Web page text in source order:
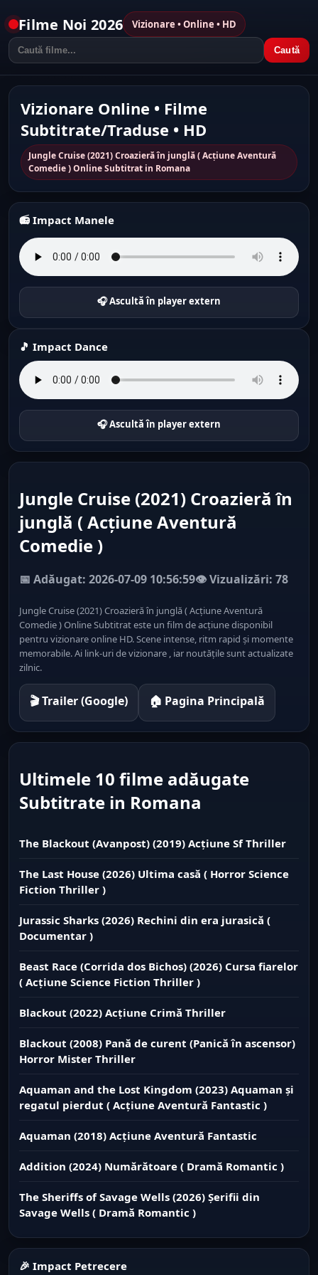
Filme Noi 2026 Vizionare • Online • HD
Caută
Vizionare Online • Filme
Subtitrate/Traduse • HD
Jungle Cruise (2021) Croazieră în junglă ( Acțiune Aventură
Comedie ) Online Subtitrat in Romana
📻 Impact Manele
🎧 Ascultă în player extern
🎵 Impact Dance
🎧 Ascultă în player extern
Jungle Cruise (2021) Croazieră în
junglă ( Acțiune Aventură
Comedie )
📅 Adăugat: 2026-07-09 10:56:59👁️ Vizualizări: 78
Jungle Cruise (2021) Croazieră în junglă ( Acțiune Aventură
Comedie ) Online Subtitrat este un film de acțiune disponibil
pentru vizionare online HD. Scene intense, ritm rapid și momente
memorabile. Ai link-uri de vizionare , iar noutățile sunt actualizate
zilnic.
🎬 Trailer (Google) 🏠 Pagina Principală
Ultimele 10 filme adăugate
Subtitrate in Romana
The Blackout (Avanpost) (2019) Acțiune Sf Thriller
The Last House (2026) Ultima casă ( Horror Science
Fiction Thriller )
Jurassic Sharks (2026) Rechini din era jurasică (
Documentar )
Beast Race (Corrida dos Bichos) (2026) Cursa fiarelor
( Acțiune Science Fiction Thriller )
Blackout (2022) Acțiune Crimă Thriller
Blackout (2008) Pană de curent (Panică în ascensor)
Horror Mister Thriller
Aquaman and the Lost Kingdom (2023) Aquaman și
regatul pierdut ( Acțiune Aventură Fantastic )
Aquaman (2018) Acțiune Aventură Fantastic
Addition (2024) Numărătoare ( Dramă Romantic )
The Sheriffs of Savage Wells (2026) Șerifii din
Savage Wells ( Dramă Romantic )
🎉 Impact Petrecere